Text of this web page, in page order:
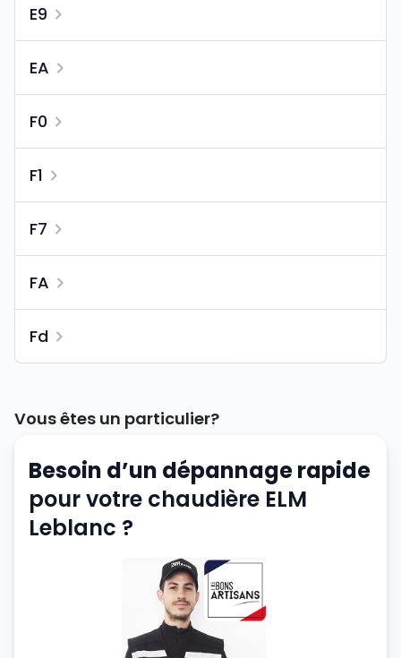
E9
EA
F0
F1
F7
FA
Fd
Vous êtes un particulier?
Besoin d’un dépannage rapide
pour votre chaudière ELM
Leblanc ?